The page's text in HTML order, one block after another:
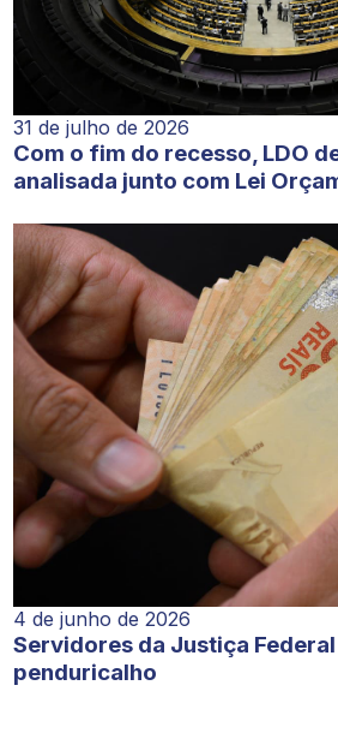
31 de julho de 2026
Com o fim do recesso, LDO
analisada junto com Lei
4 de junho de 2026
Servidores da Justiça
penduricalho